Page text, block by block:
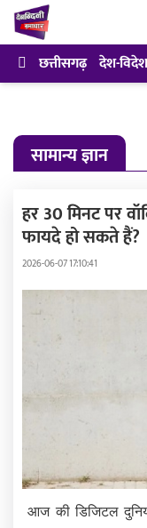
छत्तीसगढ़ देश-विदेश
सामान्य ज्ञान
हर 30 मिनट पर
फायदे हो सकते हैं?
2026-06-07 17:10:41
आज की डिजिटल